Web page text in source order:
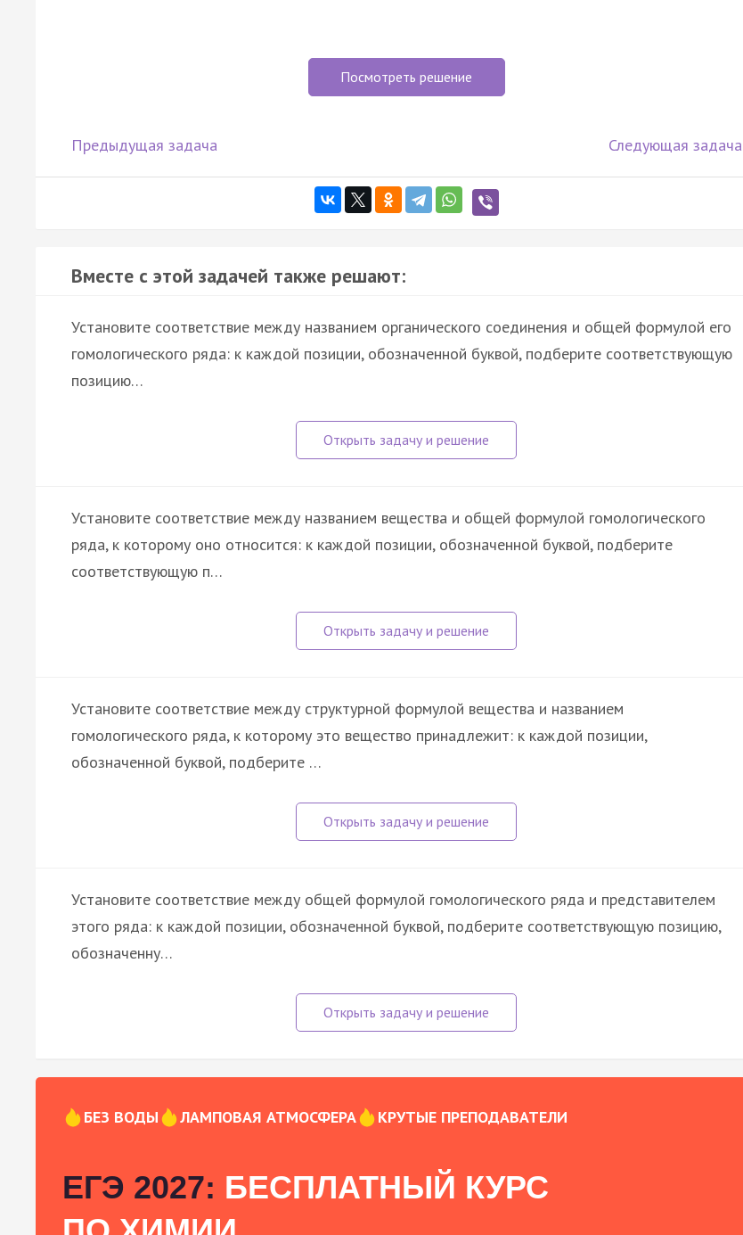
Посмотреть решение
Предыдущая задача Следующая задача
Вместе с этой задачей также решают:
Установите соответствие между названием органического соединения и общей формулой его
гомологического ряда: к каждой позиции, обозначенной буквой, подберите соответствующую
позицию…
Установите соответствие между названием вещества и общей формулой гомологического
ряда, к которому оно относится: к каждой позиции, обозначенной буквой, подберите
соответствующую п…
Установите соответствие между структурной формулой вещества и названием
гомологического ряда, к которому это вещество принадлежит: к каждой позиции,
обозначенной буквой, подберите …
Установите соответствие между общей формулой гомологического ряда и представителем
этого ряда: к каждой позиции, обозначенной буквой, подберите соответствующую позицию,
обозначенну…
БЕЗ ВОДЫ ЛАМПОВАЯ АТМОСФЕРА КРУТЫЕ ПРЕПОДАВАТЕЛИ
ЕГЭ 2027: БЕСПЛАТНЫЙ КУРС